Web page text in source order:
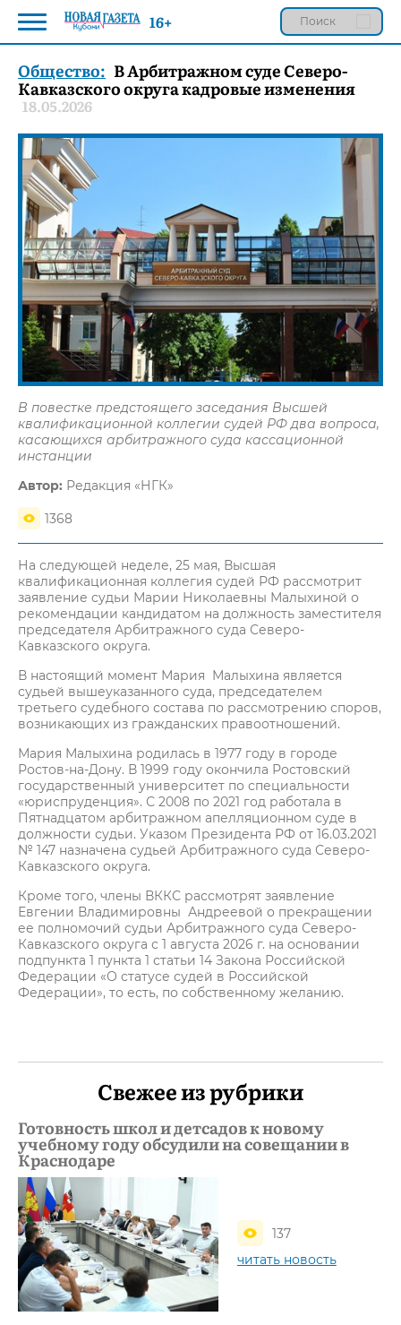
Общество: В Арбитражном суде Северо-
Кавказского округа кадровые изменения
18.05.2026
В повестке предстоящего заседания Высшей
квалификационной коллегии судей РФ два вопроса,
касающихся арбитражного суда кассационной
инстанции
Автор: Редакция «НГК»
1368
На следующей неделе, 25 мая, Высшая
квалификационная коллегия судей РФ рассмотрит
заявление судьи Марии Николаевны Малыхиной о
рекомендации кандидатом на должность заместителя
председателя Арбитражного суда Северо-
Кавказского округа.
В настоящий момент Мария Малыхина является
судьей вышеуказанного суда, председателем
третьего судебного состава по рассмотрению споров,
возникающих из гражданских правоотношений.
Мария Малыхина родилась в 1977 году в городе
Ростов-на-Дону. В 1999 году окончила Ростовский
государственный университет по специальности
«юриспруденция». С 2008 по 2021 год работала в
Пятнадцатом арбитражном апелляционном суде в
должности судьи. Указом Президента РФ от 16.03.2021
№ 147 назначена судьей Арбитражного суда Северо-
Кавказского округа.
Кроме того, члены ВККС рассмотрят заявление
Евгении Владимировны Андреевой о прекращении
ее полномочий судьи Арбитражного суда Северо-
Кавказского округа с 1 августа 2026 г. на основании
подпункта 1 пункта 1 статьи 14 Закона Российской
Федерации «О статусе судей в Российской
Федерации», то есть, по собственному желанию.
Свежее из рубрики
Готовность школ и детсадов к новому
учебному году обсудили на совещании в
Краснодаре
137
читать новость
16+